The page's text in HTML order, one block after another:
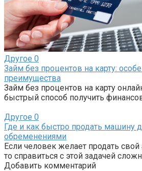
Другое 0
Займ без процентов на карту:
преимущества
Займ без процентов на карту
быстрый способ получить
Другое 0
Где и как быстро продать машину
обременениями
Если человек желает продать
то справиться с этой задачей
Добавить комментарий